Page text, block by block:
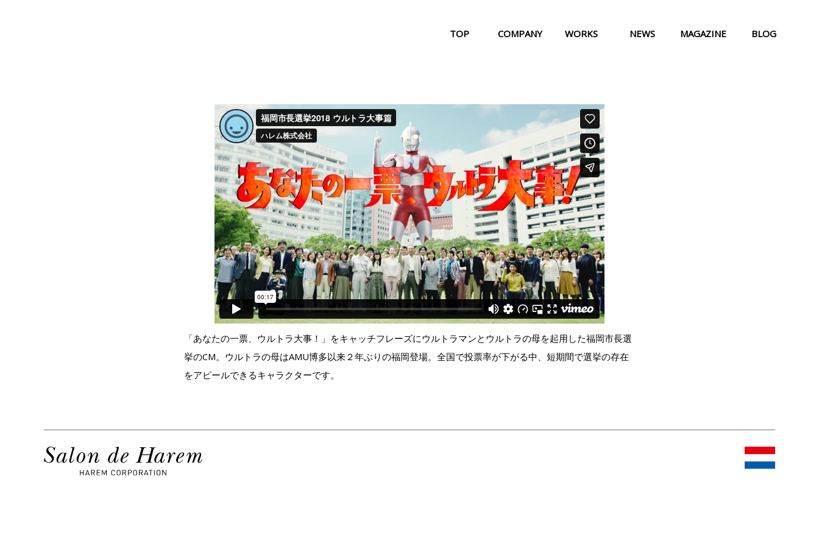
TOP COMPANY WORKS NEWS MAGAZINE BLOG
「あなたの一票、ウルトラ大事！」をキャッチフレーズにウルトラマンとウルトラの母を起用した福岡市長選
挙のCM。ウルトラの母はAMU博多以来２年ぶりの福岡登場。全国で投票率が下がる中、短期間で選挙の存在
をアピールできるキャラクターです。